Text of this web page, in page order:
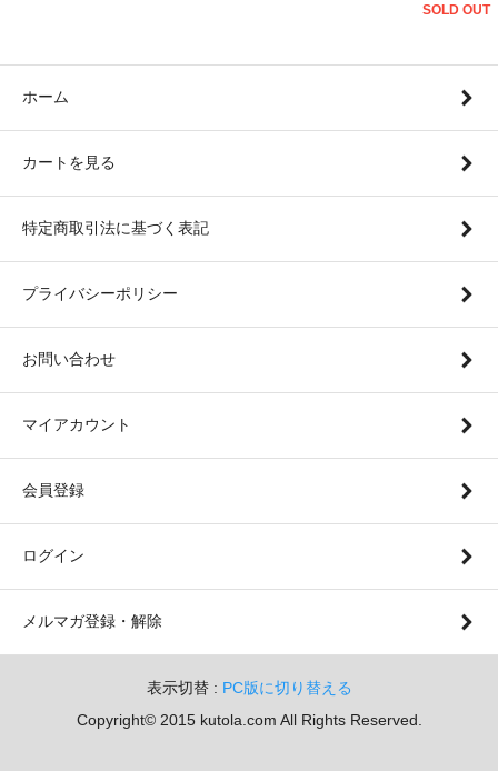
SOLD OUT
ホーム
カートを見る
特定商取引法に基づく表記
プライバシーポリシー
お問い合わせ
マイアカウント
会員登録
ログイン
メルマガ登録・解除
表示切替 : PC版に切り替える
Copyright© 2015 kutola.com All Rights Reserved.